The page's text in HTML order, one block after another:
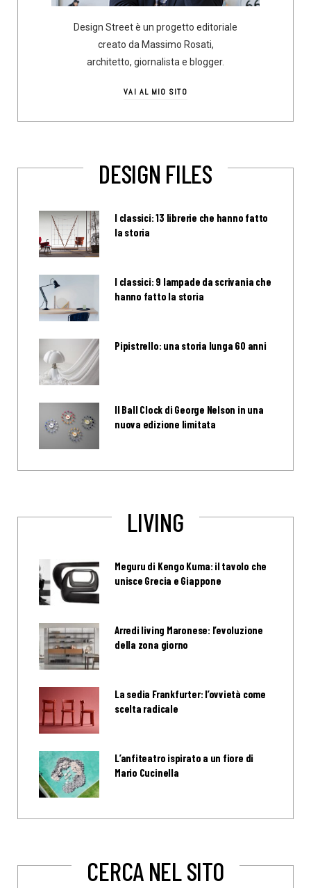
Design Street è un progetto editoriale
creato da Massimo Rosati,
architetto, giornalista e blogger.
VAI AL MIO SITO
DESIGN FILES
I classici: 13 librerie che hanno fatto
la storia
I classici: 9 lampade da scrivania che
hanno fatto la storia
Pipistrello: una storia lunga 60 anni
Il Ball Clock di George Nelson in una
nuova edizione limitata
LIVING
Meguru di Kengo Kuma: il tavolo che
unisce Grecia e Giappone
Arredi living Maronese: l’evoluzione
della zona giorno
La sedia Frankfurter: l’ovvietà come
scelta radicale
L’anfiteatro ispirato a un fiore di
Mario Cucinella
CERCA NEL SITO